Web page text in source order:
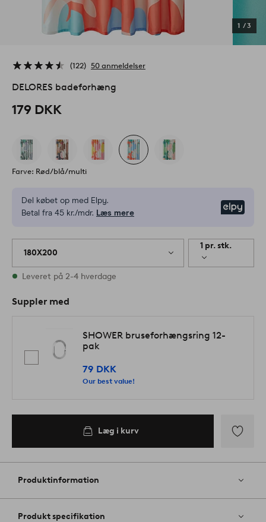
1 /3
122 50 anmeldelser
DELORES badeforhæng
179 DKK
Farve: Rød/blå/multi
Del købet op med Elpy.
Betal fra 45 kr./mdr. Læs mere
180X200
1 pr. stk.
På lager
Leveret på 2-4 hverdage
Suppler med
SHOWER bruseforhængsring 12-
pak
79 DKK
Our best value!
Læg i kurv
til
Produktinformation
Produkt specifikation